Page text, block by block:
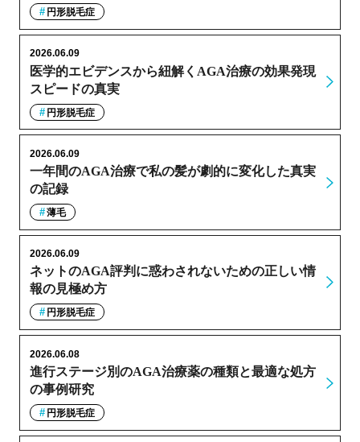
円形脱毛症
医学的エビデンスから紐解くAGA治療の効果発現
スピードの真実
2026.06.09
円形脱毛症
一年間のAGA治療で私の髪が劇的に変化した真実
の記録
2026.06.09
薄毛
ネットのAGA評判に惑わされないための正しい情
報の見極め方
2026.06.09
円形脱毛症
進行ステージ別のAGA治療薬の種類と最適な処方
の事例研究
2026.06.08
円形脱毛症